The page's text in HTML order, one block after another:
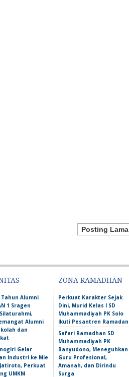
Posting Lama
Tahun Alumni
1 Sragen
Alumni
dan
Gelar
Industri ke Mie
Perkuat
UMKM
ZONA RAMADHAN
Perkuat Karakter Sejak
Dini, Murid Kelas I SD
Muhammadiyah PK Solo
Ikuti Pesantren Ramadan
Safari Ramadhan SD
Muhammadiyah PK
Banyudono, Meneguhkan
Guru Profesional,
Amanah, dan Dirindu
Surga